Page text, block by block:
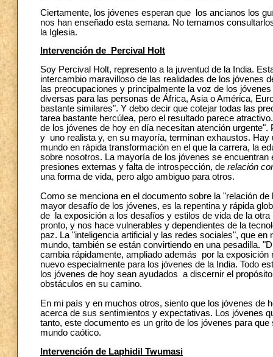
Ciertamente, los jóvenes esperan que los ancianos los
nos han enseñado esta semana. No temamos
la Iglesia.
Intervención de Percival Holt
Soy Percival Holt, represento a la juventud de la India.
intercambio maravilloso de las realidades de los jóvenes
las preocupaciones y principalmente la voz de los
diversas para las personas de África, Asia o América,
bastante similares". Y debo decir que cotejar todas las
tarea bastante hercúlea, pero el resultado parece
de los jóvenes de hoy en día necesitan atención
y uno realista y, en su mayoría, terminan exhaustos.
mundo en rápida transformación en el que la carrera, la
sobre nosotros. La mayoría de los jóvenes se
presiones externas y falta de introspección, de relación
una forma de vida, pero algo ambiguo para otros.
Como se menciona en el documento sobre la "relación
mayor desafío de los jóvenes, es la repentina y rápida
de la exposición a los desafíos y estilos de vida de la
pronto, y nos hace vulnerables y dependientes de la
paz. La "inteligencia artificial y las redes sociales", que
mundo, también se están convirtiendo en una pesadilla.
cambia rápidamente, ampliado además por la
nuevo especialmente para los jóvenes de la India. Todo
los jóvenes de hoy sean ayudados a discernir el
obstáculos en su camino.
En mi país y en muchos otros, siento que los jóvenes
acerca de sus sentimientos y expectativas. Los jóvenes
tanto, este documento es un grito de los jóvenes para
mundo caótico.
Intervención de Laphidil Twumasi